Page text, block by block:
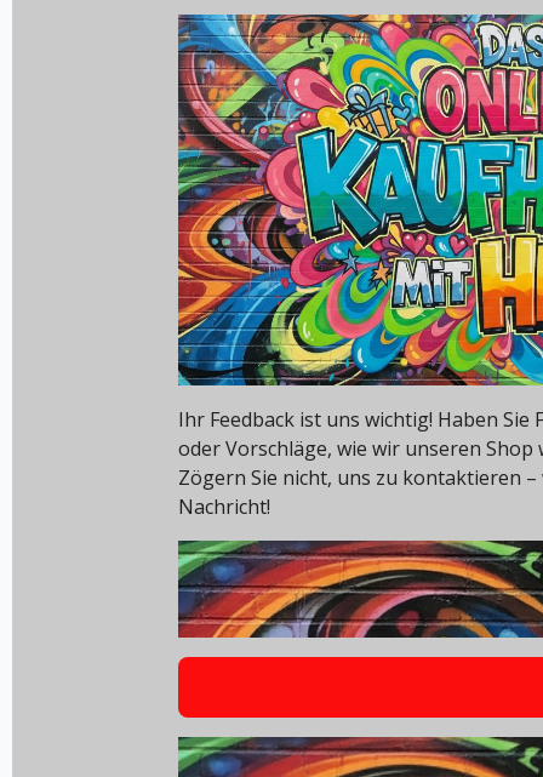
Ihr Feedback ist uns wichtig! Haben
oder Vorschläge, wie wir unseren
Zögern Sie nicht, uns zu kontaktieren
Nachricht!